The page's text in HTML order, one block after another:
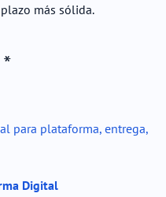
más sólida.
para plataforma, entrega,
Digital